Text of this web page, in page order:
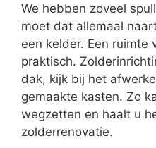
We hebben zoveel
moet dat allemaal
een kelder. Een ruimte
praktisch.
dak, kijk bij het
gemaakte kasten. Zo
wegzetten en haalt u
zolderrenovatie.